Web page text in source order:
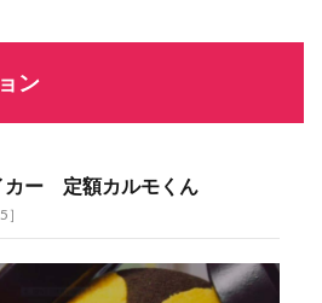
ン
カー 定額カルモくん